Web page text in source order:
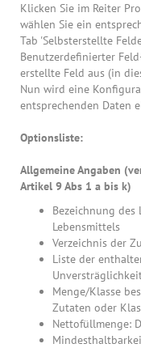
Klicken Sie im Reiter
wählen Sie ein
Tab 'Selbsterstellte
Benutzerdefinierter
erstellte Feld aus (in
Nun wird eine
entsprechenden Daten
Optionsliste:
Allgemeine Angaben
Artikel 9 Abs 1 a bis k)
Bezeichnung des
Lebensmittels
Verzeichnis der
Liste der
Menge/Klasse
Zutaten oder
Nettofüllmenge: